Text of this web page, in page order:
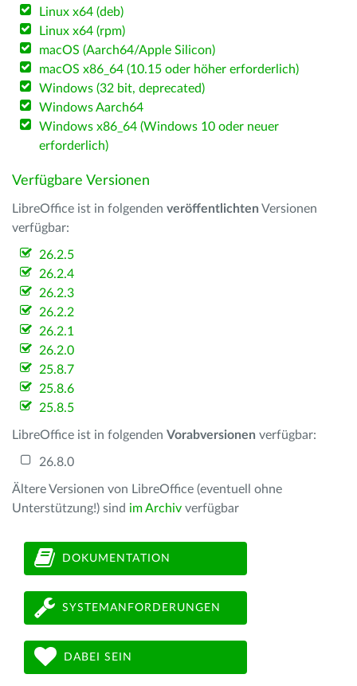
Linux x64 (deb)
Linux x64 (rpm)
macOS (Aarch64/Apple Silicon)
macOS x86_64 (10.15 oder höher erforderlich)
Windows (32 bit, deprecated)
Windows Aarch64
Windows x86_64 (Windows 10 oder neuer
erforderlich)
Verfügbare Versionen
LibreOffice ist in folgenden veröffentlichten Versionen
verfügbar:
26.2.5
26.2.4
26.2.3
26.2.2
26.2.1
26.2.0
25.8.7
25.8.6
25.8.5
LibreOffice ist in folgenden Vorabversionen verfügbar:
26.8.0
Ältere Versionen von LibreOffice (eventuell ohne
Unterstützung!) sind im Archiv verfügbar
DOKUMENTATION
SYSTEMANFORDERUNGEN
DABEI SEIN